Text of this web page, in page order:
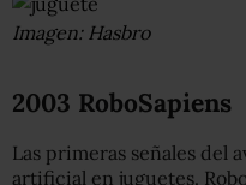
Imagen: Hasbro
2003 RoboSapiens
Las primeras señales del
artificial en juguetes.